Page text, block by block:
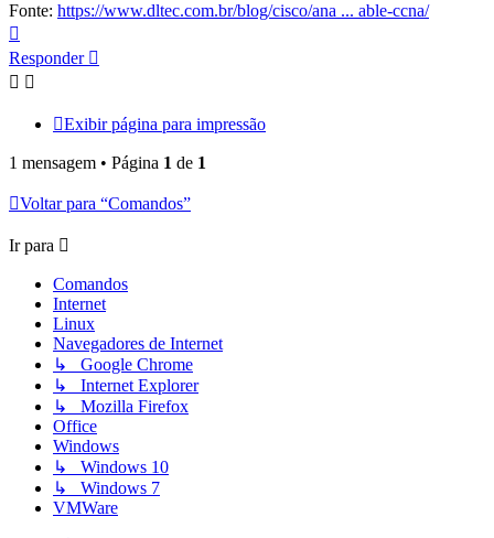
Fonte: https://www.dltec.com.br/blog/cisco/ana ... able-ccna/
topo
Responder
Exibir página para impressão
1 mensagem • Página 1 de 1
Voltar para “Comandos”
Ir para
Comandos
Internet
Linux
Navegadores de Internet
↳ Google Chrome
↳ Internet Explorer
↳ Mozilla Firefox
Office
Windows
↳ Windows 10
↳ Windows 7
VMWare